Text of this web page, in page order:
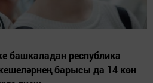
башкаладан республика
барысы да 14 көн